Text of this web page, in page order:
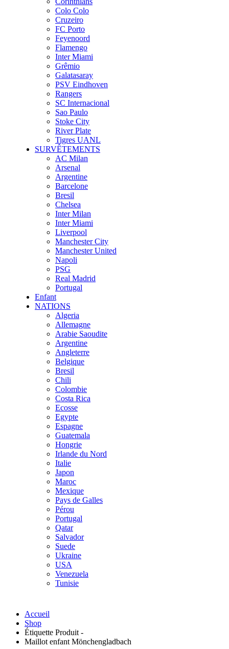
Colo Colo
Cruzeiro
FC Porto
Feyenoord
Flamengo
Inter Miami
Grêmio
Galatasaray
PSV Eindhoven
Rangers
SC Internacional
Sao Paulo
Stoke City
River Plate
Tigres UANL
SURVÊTEMENTS
AC Milan
Arsenal
Argentine
Barcelone
Bresil
Chelsea
Inter Milan
Inter Miami
Liverpool
Manchester City
Manchester United
Napoli
PSG
Real Madrid
Portugal
Enfant
NATIONS
Algeria
Allemagne
Arabie Saoudite
Argentine
Angleterre
Belgique
Bresil
Chili
Colombie
Costa Rica
Ecosse
Egypte
Espagne
Guatemala
Hongrie
Irlande du Nord
Italie
Japon
Maroc
Mexique
Pays de Galles
Pérou
Portugal
Qatar
Salvador
Suede
Ukraine
USA
Venezuela
Tunisie
Accueil
Shop
Étiquette Produit -
Maillot enfant Mönchengladbach